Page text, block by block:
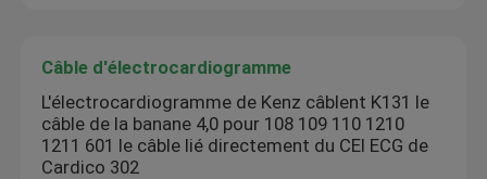
Câble d'électrocardiogramme
L'électrocardiogramme de Kenz câblent K131 le
câble de la banane 4,0 pour 108 109 110 1210
1211 601 le câble lié directement du CEI ECG de
Cardico 302